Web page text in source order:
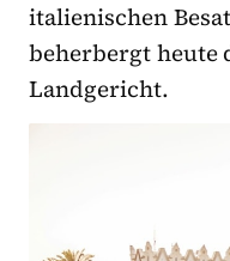
italienischen
beherbergt heute
Landgericht.